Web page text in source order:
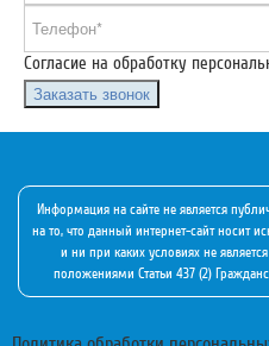
Согласие на обработку
Заказать звонок
Информация на сайте не является
на то, что данный интернет-сайт носит
и ни при каких условиях не
положениями Статьи 437 (2)